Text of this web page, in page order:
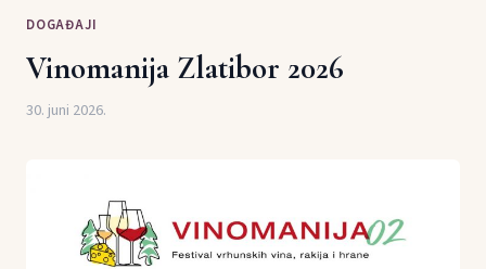
DOGAĐAJI
Vinomanija Zlatibor 2026
30. juni 2026.